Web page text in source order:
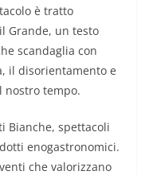
è tratto
Grande, un testo
scandaglia con
il disorientamento e
tempo.
Bianche, spettacoli
enogastronomici.
che valorizzano